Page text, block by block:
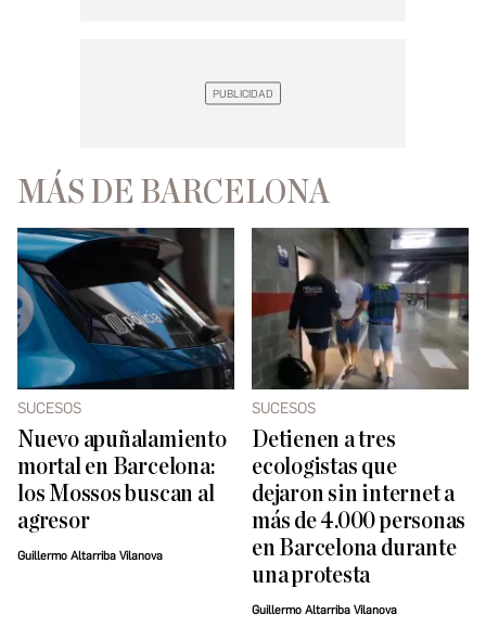
MÁS DE BARCELONA
SUCESOS
Nuevo apuñalamiento
mortal en Barcelona:
los Mossos buscan al
agresor
Guillermo Altarriba Vilanova
SUCESOS
Detienen a tres
ecologistas que
dejaron sin internet a
más de 4.000 personas
en Barcelona durante
una protesta
Guillermo Altarriba Vilanova